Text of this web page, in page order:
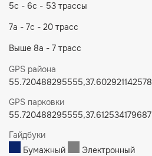
5c - 6c - 53 трассы
7a - 7c - 20 трасс
Выше 8a - 7 трасс
GPS района
55.720488295555,37.602921142578
GPS парковки
55.720488295555,37.612534179687
Гайдбуки
Бумажный
Электронный